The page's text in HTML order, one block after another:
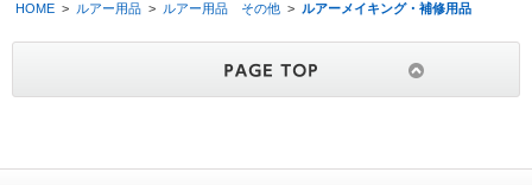
HOME > ルアー用品 > ルアー用品 その他 > ルアーメイキング・補修用品